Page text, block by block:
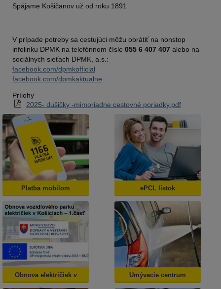
Spájame Košičanov už od roku 1891
V prípade potreby sa cestujúci môžu obrátiť na nonstop
infolinku DPMK na telefónnom čísle 055 6 407 407 alebo na
sociálnych sieťach DPMK, a.s.:
facebook.com/dpmkofficial
facebook.com/dpmkaktualne
Prílohy
2025- dušičky -mimoriadne cestovné poriadky.pdf
Platba mobilom ePCL lístok
Obnova električiek v Umývacie centrum